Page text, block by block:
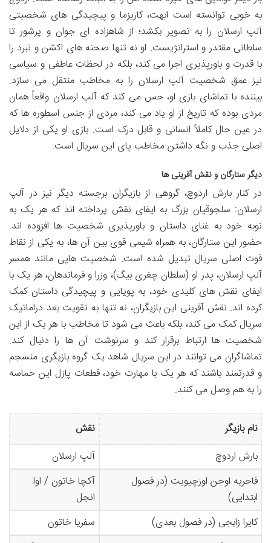
به خوبی توانسته است ابهت، کاریزما و پیچیدگی های شخصیتی
آلپ ارسلان را به تصویر بکشد؛ از شاهزاده ای جوان و پرشور تا
سلطانی مقتدر و استراتژیست. او نه تنها صحنه های اکشن و نبرد را
با قدرت و باورپذیری اجرا می کند، بلکه در لحظات عاطفی و سیاسی
نیز عمق شخصیت آلپ ارسلان را به مخاطب منتقل می سازد.
بیننده با تماشای بازی او، حس می کند که آلپ ارسلان واقعاً همان
مردی بوده که تاریخ از او یاد می کند، مردی از جنس اسطوره ها که
در عین حال کاملاً انسانی و قابل درک است. بازی او یکی از دلایل
اصلی جذب و نگه داشتن مخاطب پای این سریال است.
دیگر ستارگان و نقش آفرینی ها
در کنار بارش اردوچ، گروهی از بازیگران برجسته دیگر نیز در آلپ
ارسلان: سلجوقیان بزرگ به ایفای نقش پرداخته اند که هر یک به
نوبه خود به غنای داستان و باورپذیری شخصیت ها افزوده اند.
حضور این ستارگان، به همراه شیمی قوی بین آن ها، به یکی از نقاط
قوت اصلی سریال تبدیل شده است. شخصیت هایی مانند همسر
آلپ ارسلان، پدر او (سلطان چغری بیگ)، وزرا و فرماندهان، هر یک با
ایفای نقش های کلیدی خود، به پویایی و پیچیدگی داستان کمک
کرده اند. نقش آفرینی این بازیگران، نه تنها به تقویت بعد دراماتیک
سریال کمک می کند، بلکه باعث می شود تا مخاطب با هر یک از این
شخصیت ها ارتباط برقرار کند و سرنوشت آن ها را دنبال کند.
تماشاگران می توانند در این سریال شاهد یک گروه بازیگری منسجم
و قدرتمند باشند که هر یک با مهارت خود، قطعات پازل این حماسه
را به هم وصل می کنند.
نام بازیگر
نقش
بارش اردوچ
آلپ ارسلان
فاحریه اوجن اوزچیویت (در فصول
ابتدایی)
آکچا خاتون / اوا
انجل
کایرا زابجی (در فصول بعدی)
سفریا خاتون